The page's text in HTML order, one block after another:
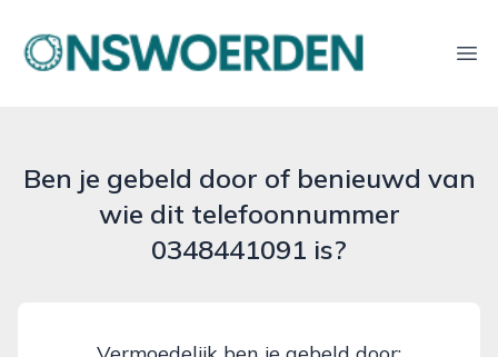
onswoerden.nl
Ben je gebeld door of benieuwd van
wie dit telefoonnummer
0348441091 is?